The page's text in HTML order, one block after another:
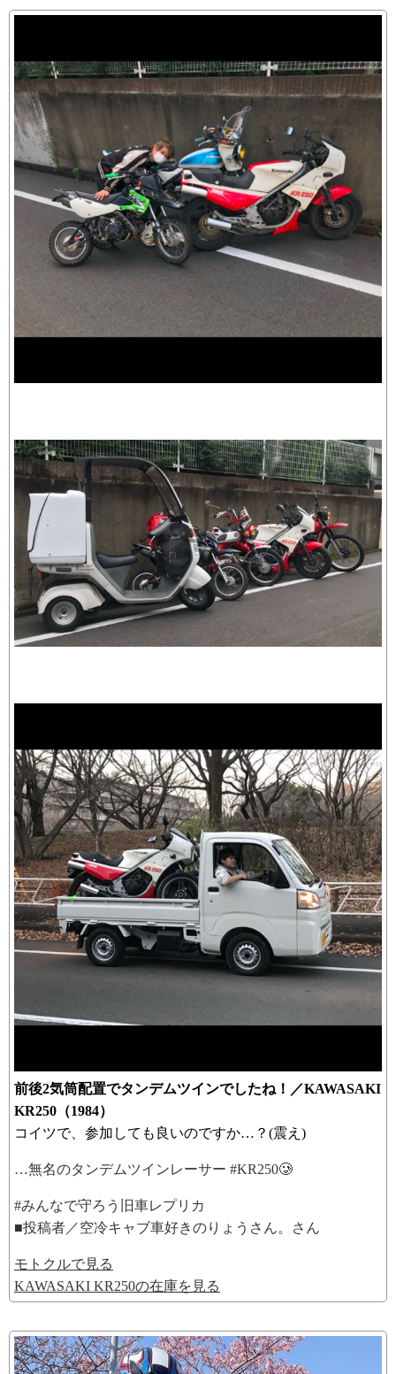
前後2気筒配置でタンデムツインでしたね！／KAWASAKI
KR250（1984）
コイツで、参加しても良いのですか…？(震え)
…無名のタンデムツインレーサー #KR250🥲
#みんなで守ろう旧車レプリカ
■投稿者／空冷キャブ車好きのりょうさん。さん
モトクルで見る
KAWASAKI KR250の在庫を見る